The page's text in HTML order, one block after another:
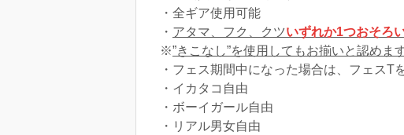
・全ギア使用可能
・ アタマ、フク、クツいずれか1つおそろ
※”きこなし”を使用してもお揃いと認めま
・フェス期間中になった場合は、フェス
・イカタコ自由
・ボーイガール自由
・リアル男女自由